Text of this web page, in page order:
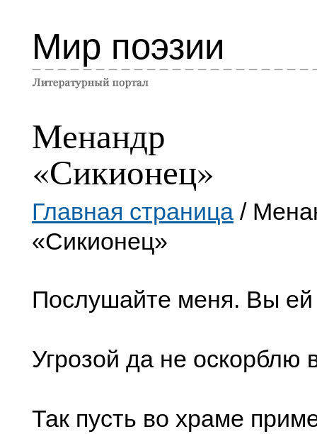
Мир поэзии
Менандр
«Сикионец»
Главная страница /
«Сикионец»
Послушайте меня. Вы ей
Угрозой да не оскорблю
Так пусть во храме